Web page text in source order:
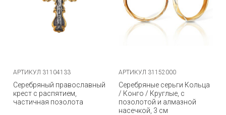
АРТИКУЛ 31104133
Серебряный православный
крест с распятием,
частичная позолота
АРТИКУЛ 31152000
Серебряные серьги Кольца
/ Конго / Круглые, с
позолотой и алмазной
насечкой, 3 см